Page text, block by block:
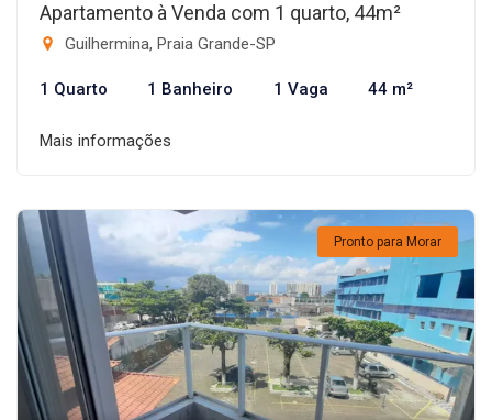
Apartamento à Venda com 1 quarto, 44m²
Guilhermina, Praia Grande-SP
1 Quarto 1 Banheiro 1 Vaga 44 m²
Mais informações
Pronto para Morar